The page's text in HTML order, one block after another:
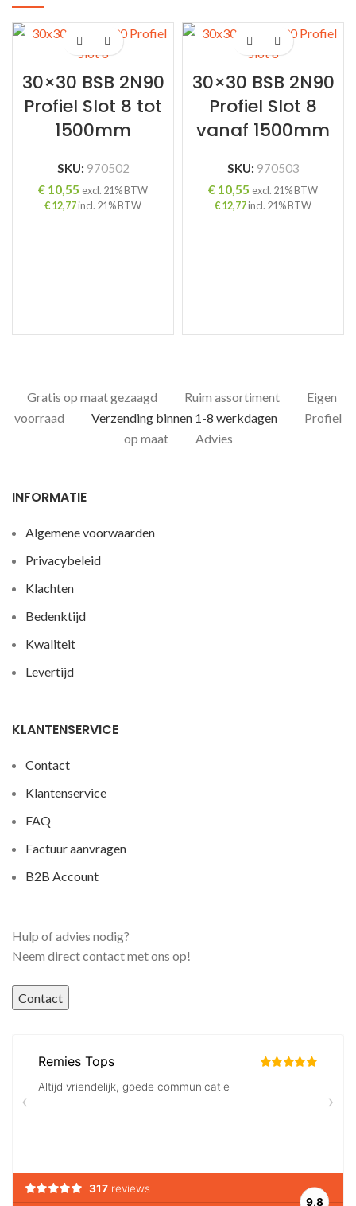
30×30 BSB 2N90
Profiel Slot 8 tot
1500mm
SKU: 970502
€ 10,55 excl. 21% BTW
€12,77incl. 21% BTW
30×30 BSB 2N90
Profiel Slot 8
vanaf 1500mm
SKU: 970503
€ 10,55 excl. 21% BTW
€12,77incl. 21% BTW
Gratis op maat gezaagd Ruim assortiment
Eigen
voorraad
Verzending binnen 1-8 werkdagen
Profiel
op maat
Advies
INFORMATIE
Algemene voorwaarden
Privacybeleid
Klachten
Bedenktijd
Kwaliteit
Levertijd
KLANTENSERVICE
Contact
Klantenservice
FAQ
Factuur aanvragen
B2B Account
Hulp of advies nodig?
Neem direct contact met ons op!
Contact